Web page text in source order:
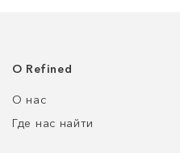
О Refined
О нас
Где нас найти